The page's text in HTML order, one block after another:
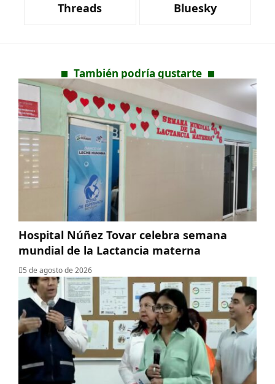
Threads Bluesky
También podría gustarte
Hospital Núñez Tovar celebra semana
mundial de la Lactancia materna
5 de agosto de 2026